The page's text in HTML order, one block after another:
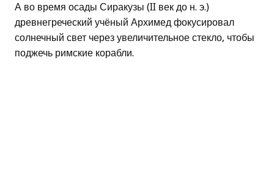
А во время осады Сиракузы (II век до н. э.)
древнегреческий учёный Архимед фокусировал
солнечный свет через увеличительное стекло, чтобы
поджечь римские корабли.